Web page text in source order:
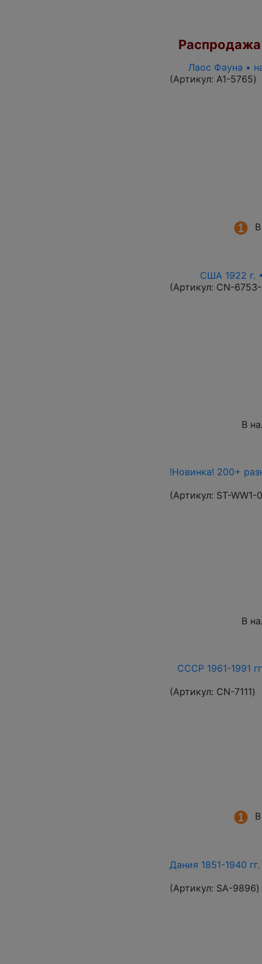
Распродажа
Лаос Фауна •
(Артикул: A1-5765)
США 1922 г.
(Артикул: CN-
В
!Новинка! 200+
(Артикул: ST-
В
СССР 1961-1991
(Артикул: СN-7111)
Дания 1851-1940
(Артикул: SA-9896)